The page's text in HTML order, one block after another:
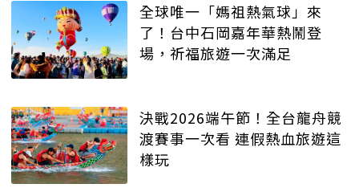
全球唯一「媽祖熱氣球」來
了！台中石岡嘉年華熱鬧登
場，祈福旅遊一次滿足
決戰2026端午節！全台龍舟競
渡賽事一次看 連假熱血旅遊這
樣玩